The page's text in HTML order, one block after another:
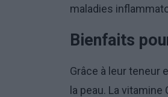
maladies
Bienfaits
Grâce à leur teneur
la peau. La